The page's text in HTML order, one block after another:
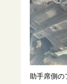
助手席側の